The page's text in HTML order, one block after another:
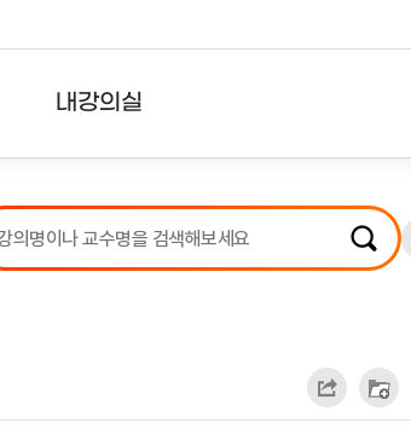
내강의실
강의리스트
수강확인증강의